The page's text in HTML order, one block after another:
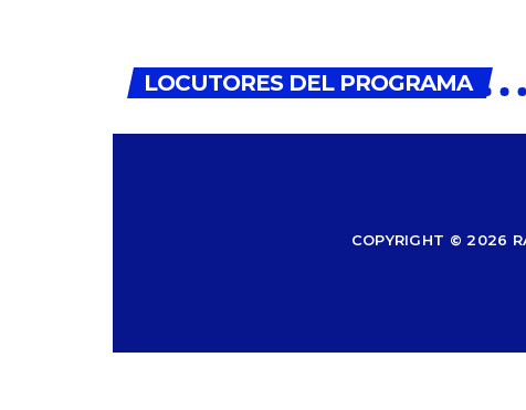
LOCUTORES DEL PROGRAMA
COPYRIGHT © 2026